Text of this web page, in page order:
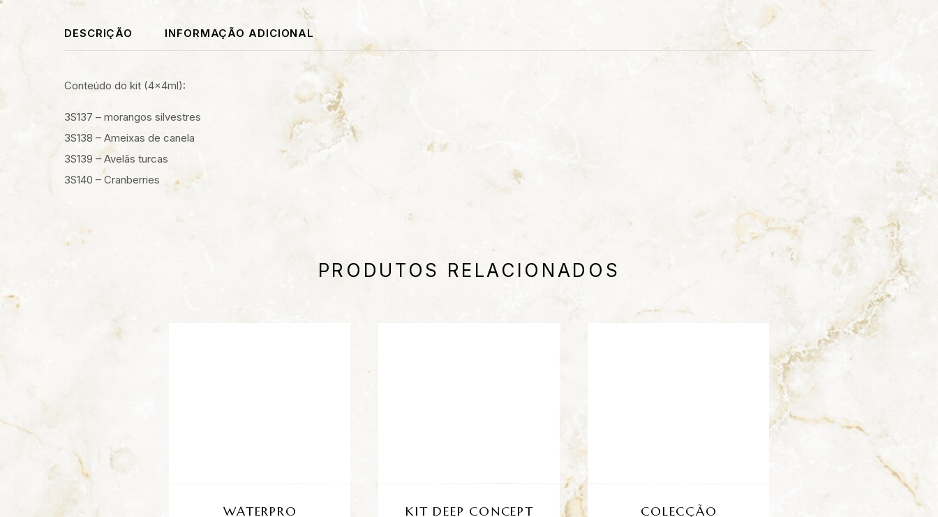
DESCRIÇÃO INFORMAÇÃO ADICIONAL
Conteúdo do kit (4x4ml):
3S137 – morangos silvestres
3S138 – Ameixas de canela
3S139 – Avelãs turcas
3S140 – Cranberries
PRODUTOS RELACIONADOS
WATERPRO KIT DEEP CONCEPT COLECÇÃO KIT GOLD